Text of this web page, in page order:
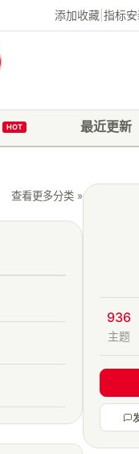
添加收藏 指标
HOT 最近更新
查看更多分类 »
936
主题